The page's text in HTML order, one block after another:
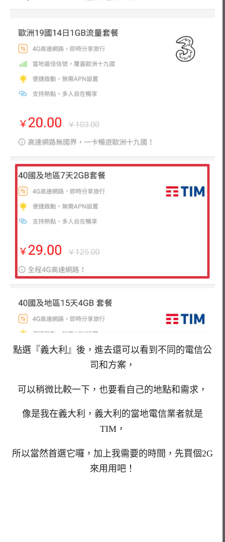
點選『義大利』後，進去還可以看到不同的電信公
司和方案，
可以稍微比較一下，也要看自己的地點和需求，
像是我在義大利，義大利的當地電信業者就是
TIM，
所以當然首選它囉，加上我需要的時間，先買個2G
來用用吧！